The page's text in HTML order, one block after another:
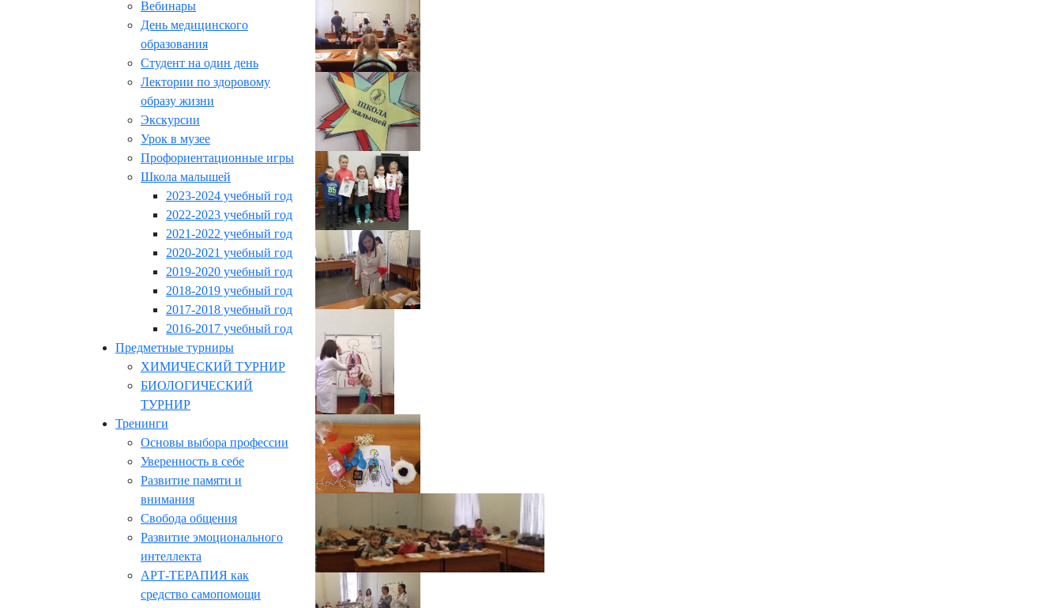
Вебинары
День медицинского
образования
Студент на один день
Лектории по здоровому
образу жизни
Экскурсии
Урок в музее
Профориентационные игры
Школа малышей
2023-2024 учебный год
2022-2023 учебный год
2021-2022 учебный год
2020-2021 учебный год
2019-2020 учебный год
2018-2019 учебный год
2017-2018 учебный год
2016-2017 учебный год
Предметные турниры
ХИМИЧЕСКИЙ ТУРНИР
БИОЛОГИЧЕСКИЙ
ТУРНИР
Тренинги
Основы выбора профессии
Уверенность в себе
Развитие памяти и
внимания
Свобода общения
Развитие эмоционального
интеллекта
АРТ-ТЕРАПИЯ как
средство самопомощи